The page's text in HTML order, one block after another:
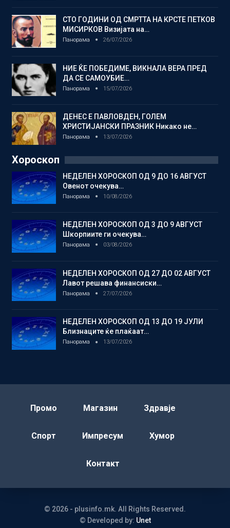
СТО ГОДИНИ ОД СМРТТА НА КРСТЕ ПЕТКОВ
МИСИРКОВ Визијата на…
Панорама 26/07/2026
НИЕ ЌЕ ПОБЕДИМЕ, ВИКНАЛА ВЕРА ПРЕД
ДА СЕ САМОУБИЕ…
Панорама 15/07/2026
ДЕНЕС Е ПАВЛОВДЕН, ГОЛЕМ
ХРИСТИЈАНСКИ ПРАЗНИК Никако не…
Панорама 13/07/2026
Хороскоп
НЕДЕЛЕН ХОРОСКОП ОД 9 ДО 16 АВГУСТ
Овенот очекува…
Панорама 10/08/2026
НЕДЕЛЕН ХОРОСКОП ОД 3 ДО 9 АВГУСТ
Шкорпиите ги очекува…
Панорама 03/08/2026
НЕДЕЛЕН ХОРОСКОП ОД 27 ДО 02 АВГУСТ
Лавот решава финансиски…
Панорама 27/07/2026
НЕДЕЛЕН ХОРОСКОП ОД 13 ДО 19 ЈУЛИ
Близнаците ќе плаќаат…
Панорама 13/07/2026
Промо Магазин Здравје
Спорт Импресум Хумор
Контакт
© 2026 - plusinfo.mk. All Rights Reserved.
© Developed by: Unet